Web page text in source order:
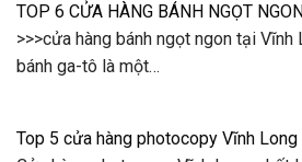
TOP 6 CỬA HÀNG BÁNH NGỌT
>>>cửa hàng bánh ngọt ngon tại Vĩnh
bánh ga-tô là một…
Top 5 cửa hàng photocopy Vĩnh